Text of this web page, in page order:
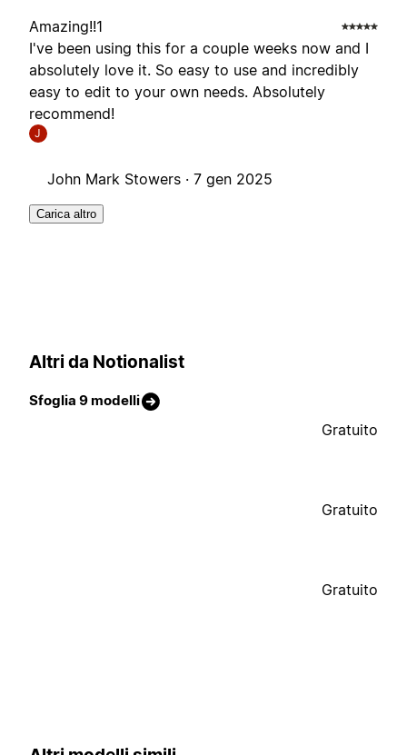
Amazing!!1
I've been using this for a couple weeks now and I
absolutely love it. So easy to use and incredibly
easy to edit to your own needs. Absolutely
recommend!
J
John Mark Stowers · 7 gen 2025
Carica altro
Altri da Notionalist
Sfoglia 9 modelli
Gratuito
Gratuito
Gratuito